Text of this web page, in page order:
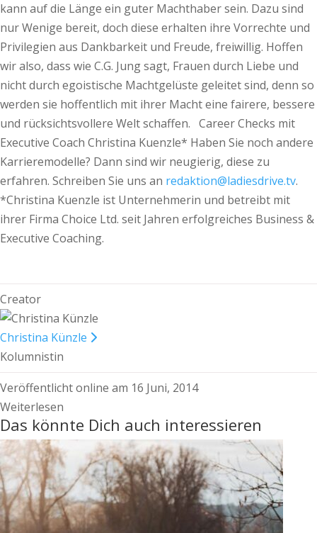
kann auf die Länge ein guter Machthaber sein. Dazu sind
nur Wenige bereit, doch diese erhalten ihre Vorrechte und
Privilegien aus Dankbarkeit und Freude, freiwillig. Hoffen
wir also, dass wie C.G. Jung sagt, Frauen durch Liebe und
nicht durch egoistische Machtgelüste geleitet sind, denn so
werden sie hoffentlich mit ihrer Macht eine fairere, bessere
und rücksichtsvollere Welt schaffen. Career Checks mit
Executive Coach Christina Kuenzle* Haben Sie noch andere
Karrieremodelle? Dann sind wir neugierig, diese zu
erfahren. Schreiben Sie uns an redaktion@ladiesdrive.tv.
*Christina Kuenzle ist Unternehmerin und betreibt mit
ihrer Firma Choice Ltd. seit Jahren erfolgreiches Business &
Executive Coaching.
Creator
Christina Künzle
Kolumnistin
Veröffentlicht online am 16 Juni, 2014
Weiterlesen
Das könnte Dich auch interessieren